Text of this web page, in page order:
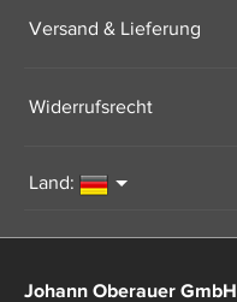
Versand & Lieferung
Widerrufsrecht
Land:
Johann Oberauer GmbH